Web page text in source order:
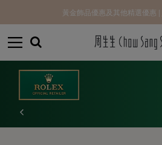
黃金飾品優惠及其他精選優惠 |